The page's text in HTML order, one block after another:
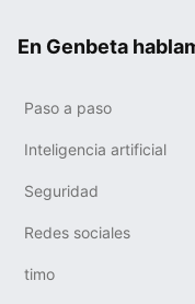
En Genbeta
Paso a paso
Inteligencia artificial
Seguridad
Redes sociales
timo